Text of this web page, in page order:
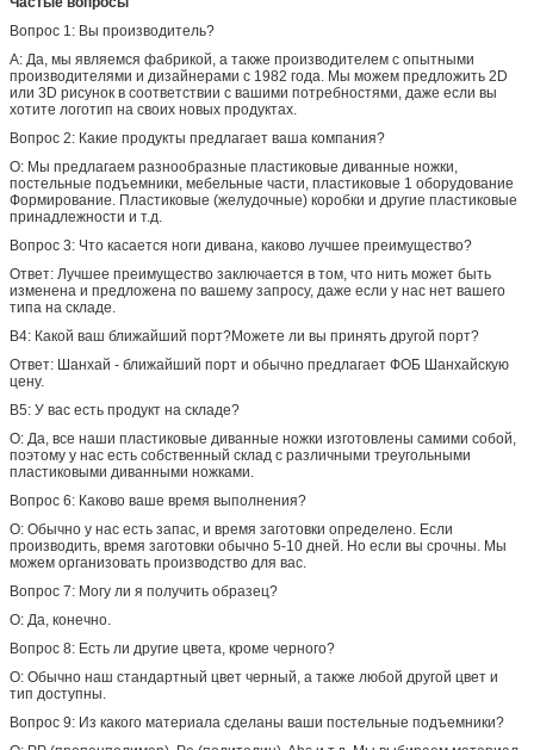
Вопрос 1: Вы производитель?
A: Да, мы являемся фабрикой, а также производителем с опытными
производителями и дизайнерами с 1982 года. Мы можем предложить 2D
или 3D рисунок в соответствии с вашими потребностями, даже если вы
хотите логотип на своих новых продуктах.
Вопрос 2: Какие продукты предлагает ваша компания?
О: Мы предлагаем разнообразные пластиковые диванные ножки,
постельные подъемники, мебельные части, пластиковые 1 оборудование
Формирование. Пластиковые (желудочные) коробки и другие пластиковые
принадлежности и т.д.
Вопрос 3: Что касается ноги дивана, каково лучшее преимущество?
Ответ: Лучшее преимущество заключается в том, что нить может быть
изменена и предложена по вашему запросу, даже если у нас нет вашего
типа на складе.
В4: Какой ваш ближайший порт?Можете ли вы принять другой порт?
Ответ: Шанхай - ближайший порт и обычно предлагает ФОБ Шанхайскую
цену.
В5: У вас есть продукт на складе?
О: Да, все наши пластиковые диванные ножки изготовлены самими собой,
поэтому у нас есть собственный склад с различными треугольными
пластиковыми диванными ножками.
Вопрос 6: Каково ваше время выполнения?
О: Обычно у нас есть запас, и время заготовки определено. Если
производить, время заготовки обычно 5-10 дней. Но если вы срочны. Мы
можем организовать производство для вас.
Вопрос 7: Могу ли я получить образец?
О: Да, конечно.
Вопрос 8: Есть ли другие цвета, кроме черного?
О: Обычно наш стандартный цвет черный, а также любой другой цвет и
тип доступны.
Вопрос 9: Из какого материала сделаны ваши постельные подъемники?